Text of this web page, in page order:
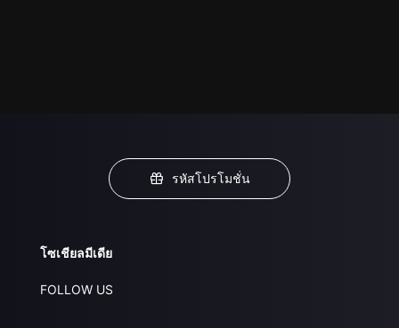
รหัสโปรโมชั่น
โซเชียลมีเดีย
FOLLOW US